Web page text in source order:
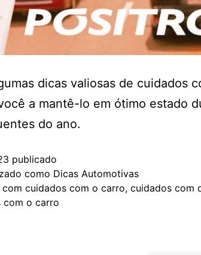
dicas valiosas de cuidados
a mantê-lo em ótimo estado
do ano.
publicado
como Dicas Automotivas
com cuidados com o carro, cuidados com
com o carro